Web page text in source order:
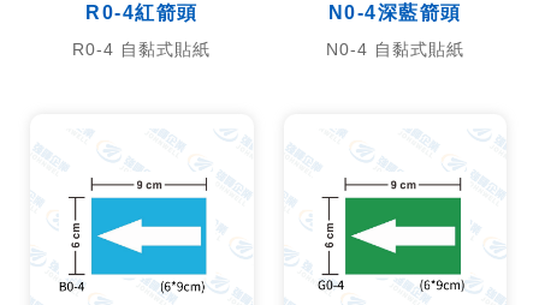
R0-4紅箭頭
R0-4 自黏式貼紙
N0-4深藍箭頭
N0-4 自黏式貼紙